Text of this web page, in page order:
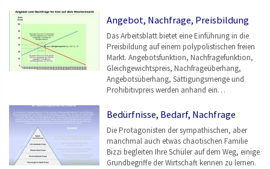
Angebot, Nachfrage, Preisbildung
Das Arbeitsblatt bietet eine Einführung in die
Preisbildung auf einem polypolistischen freien
Markt. Angebotsfunktion, Nachfragefunktion,
Gleichgewichtspreis, Nachfrageüberhang,
Angebotsüberhang, Sättigungsmenge und
Prohibitivpreis werden anhand ein…
Bedürfnisse, Bedarf, Nachfrage
Die Protagonisten der sympathischen, aber
manchmal auch etwas chaotischen Familie
Bizzi begleiten Ihre Schüler auf dem Weg, einige
Grundbegriffe der Wirtschaft kennen zu lernen.